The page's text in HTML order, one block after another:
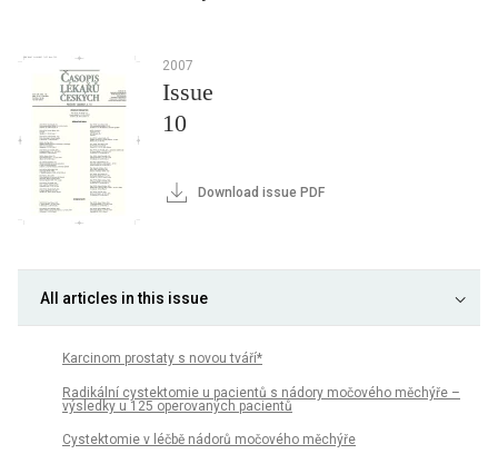
2007
Issue
10
Download issue PDF
All articles in this issue
Karcinom prostaty s novou tváří*
Radikální cystektomie u pacientů s nádory močového měchýře –
výsledky u 125 operovaných pacientů
Cystektomie v léčbě nádorů močového měchýře